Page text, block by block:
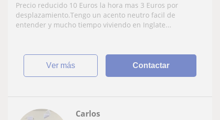
Precio reducido 10 Euros la hora mas 3 Euros por
desplazamiento.Tengo un acento neutro facil de
entender y mucho tiempo viviendo en Inglate...
ver más Contactar
Carlos